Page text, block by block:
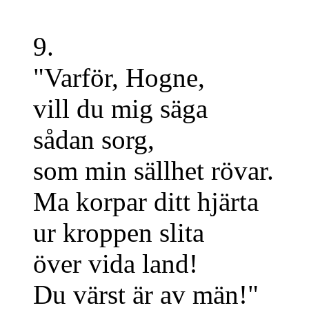
9.
"Varför, Hogne,
vill du mig säga
sådan sorg,
som min sällhet rövar.
Ma korpar ditt hjärta
ur kroppen slita
över vida land!
Du värst är av män!"